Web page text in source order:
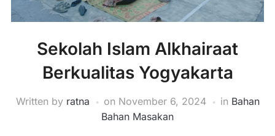
Sekolah Islam Alkhairaat
Berkualitas Yogyakarta
Written by ratna on November 6, 2024 in Bahan
Bahan Masakan